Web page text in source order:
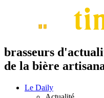
brasseurs
de la bière
Le Daily